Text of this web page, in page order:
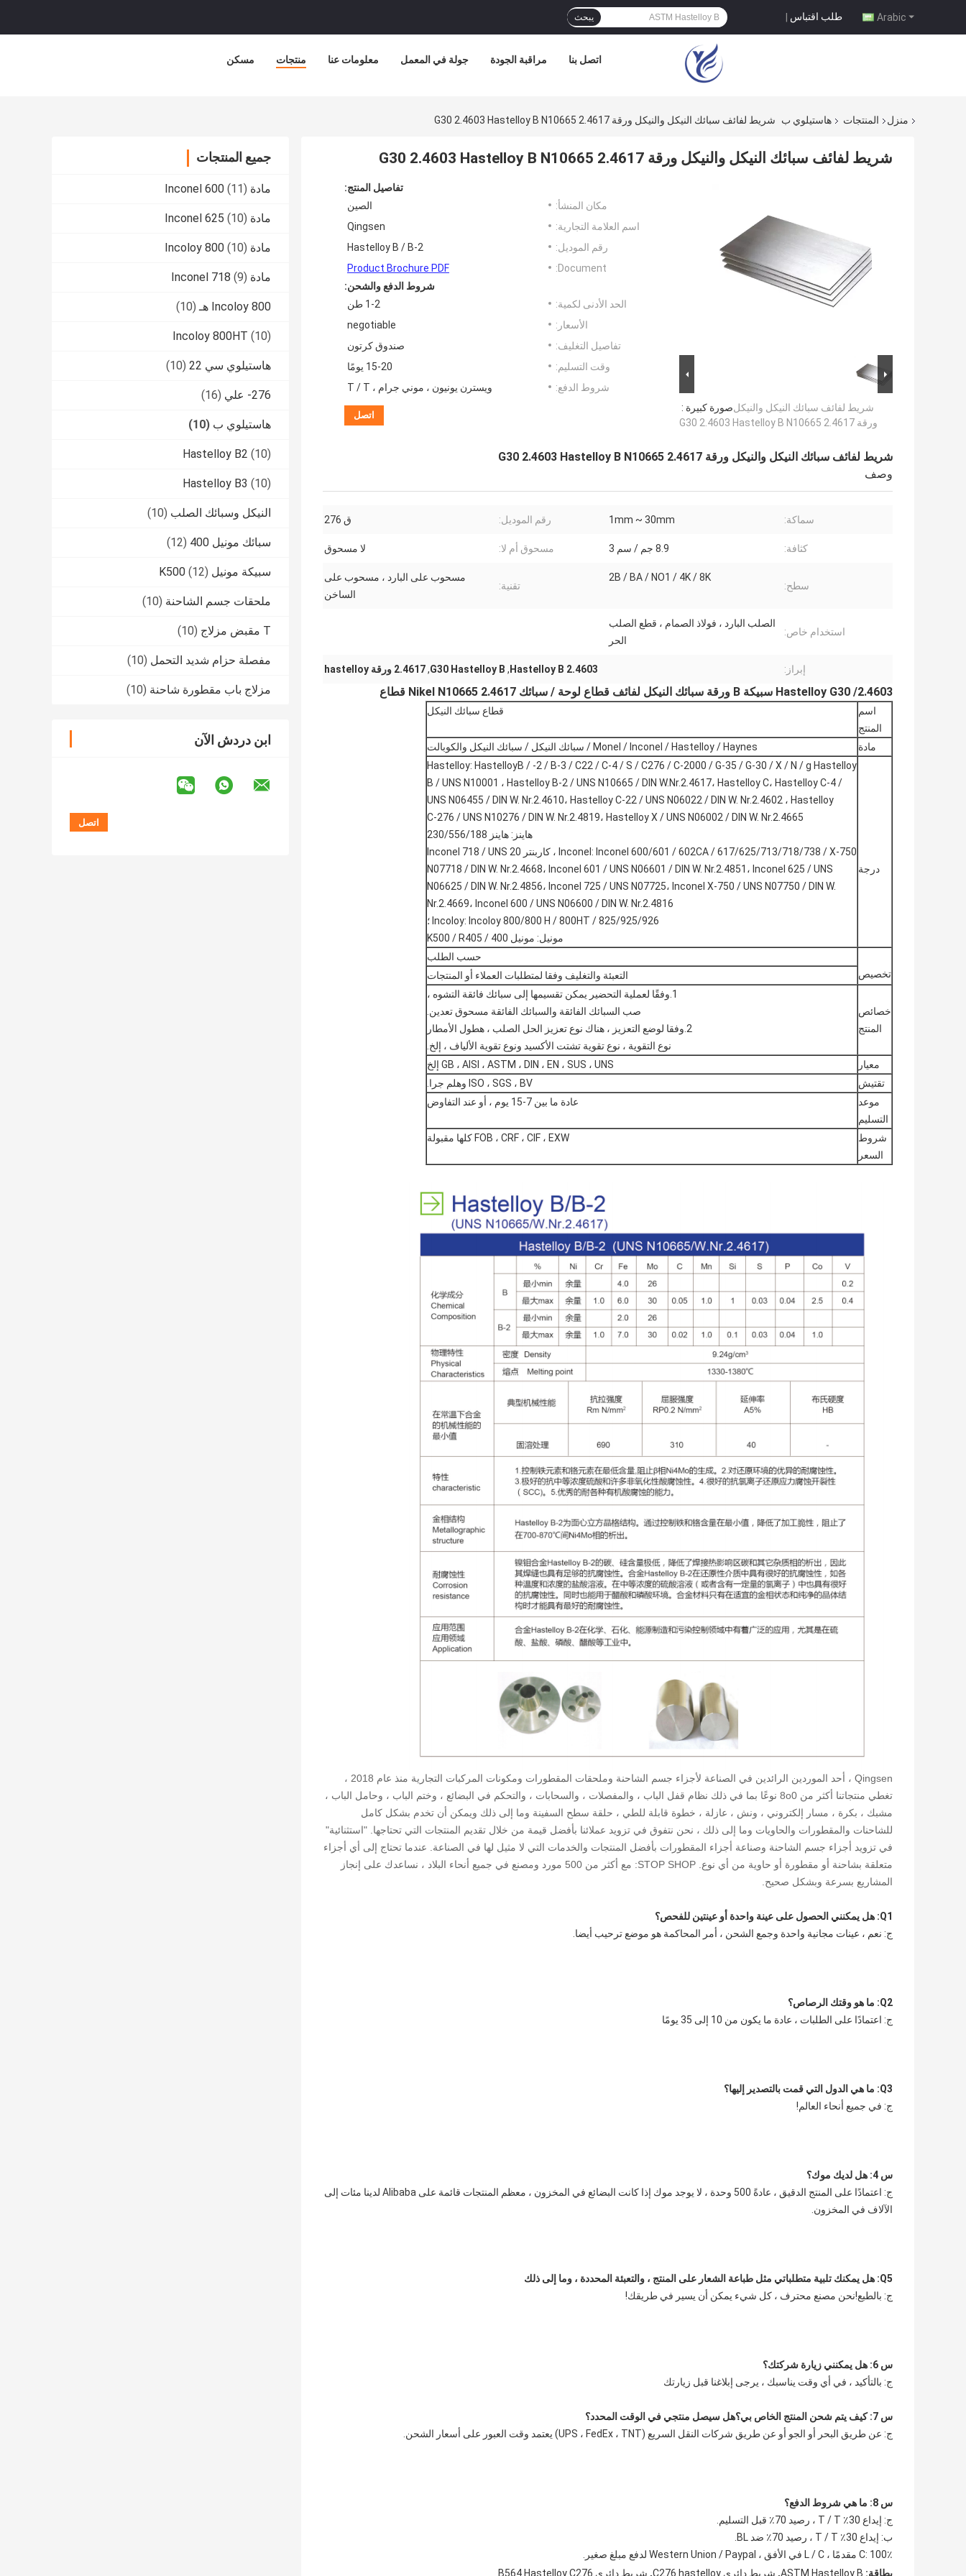
Arabic طلب اقتباس | يبحث
مسكن منتجات معلومات عنا جولة في المعمل مراقبة الجودة اتصل بنا
منزل المنتجات هاستيلوي ب شريط لفائف سبائك النيكل والنيكل ورقة G30 2.4603 Hastelloy B N10665 2.4617
جميع المنتجات
مادة Inconel 600 (11)
مادة Inconel 625 (10)
مادة Incoloy 800 (10)
مادة Inconel 718 (9)
Incoloy 800 هـ (10)
Incoloy 800HT (10)
هاستيلوي سي 22 (10)
276- علي (16)
هاستيلوي ب (10)
Hastelloy B2 (10)
Hastelloy B3 (10)
النيكل وسبائك الصلب (10)
سبائك مونيل 400 (12)
سبيكة مونيل K500 (12)
ملحقات جسم الشاحنة (10)
T مقبض مزلاج (10)
مفصلة حزام شديد التحمل (10)
مزلاج باب مقطورة شاحنة (10)
ابن دردش الآن
شريط لفائف سبائك النيكل والنيكل ورقة G30 2.4603 Hastelloy B N10665 2.4617
صورة كبيرة :شريط لفائف سبائك النيكل والنيكل
ورقة G30 2.4603 Hastelloy B N10665 2.4617
تفاصيل المنتج:
مكان المنشأ:
الصين
اسم العلامة التجارية:
Qingsen
رقم الموديل:
Hastelloy B / B-2
Document:
Product Brochure PDF
شروط الدفع والشحن:
الحد الأدنى لكمية:
1-2 طن
الأسعار:
negotiable
تفاصيل التغليف:
صندوق كرتون
وقت التسليم:
15-20 يومًا
شروط الدفع:
ويسترن يونيون ، موني جرام ، T / T
اتصل
شريط لفائف سبائك النيكل والنيكل ورقة G30 2.4603 Hastelloy B N10665 2.4617
وصف
سماكة: 1mm ~ 30mm رقم الموديل: ق 276
كثافة: 8.9 جم / سم 3 مسحوق أم لا: لا مسحوق
سطح:
2B / BA / NO1 / 4K / 8K
تقنية:
مسحوب على البارد ، مسحوب على
الساخن
استخدام خاص:
الصلب البارد ، فولاذ الصمام ، قطع الصلب
الحر
إبراز: 2.4603 Hastelloy B
,
G30 Hastelloy B
,2.4617 ورقة hastelloy
Hastelloy G30 /2.4603 سبيكة B ورقة سبائك النيكل لفائف قطاع لوحة / سبائك Nikel N10665 2.4617 قطاع
اسم
المنتج
قطاع سبائك النيكل
مادة Monel / Inconel / Hastelloy / Haynes / سبائك النيكل / سبائك النيكل والكوبالت
درجة
Hastelloy: HastelloyB / -2 / B-3 / C22 / C-4 / S / C276 / C-2000 / G-35 / G-30 / X / N / g Hastelloy
B / UNS N10001 ، Hastelloy B-2 / UNS N10665 / DIN W.Nr.2.4617، Hastelloy C، Hastelloy C-4 /
UNS N06455 / DIN W. Nr.2.4610، Hastelloy C-22 / UNS N06022 / DIN W. Nr.2.4602 ، Hastelloy
C-276 / UNS N10276 / DIN W. Nr.2.4819، Hastelloy X / UNS N06002 / DIN W. Nr.2.4665
هاينز: هاينز 230/556/188
Inconel: Inconel 600/601 / 602CA / 617/625/713/718/738 / X-750 ، كاربنتر 20 Inconel 718 / UNS
N07718 / DIN W. Nr.2.4668، Inconel 601 / UNS N06601 / DIN W. Nr.2.4851، Inconel 625 / UNS
N06625 / DIN W. Nr.2.4856، Inconel 725 / UNS N07725، Inconel X-750 / UNS N07750 / DIN W.
Nr.2.4669، Inconel 600 / UNS N06600 / DIN W. Nr.2.4816
Incoloy: Incoloy 800/800 H / 800HT / ​​825/925/926 ؛
مونيل: مونيل 400 / K500 / R405
تخصيص
حسب الطلب
التعبئة والتغليف وفقا لمتطلبات العملاء أو المنتجات
خصائص
المنتج
1.وفقًا لعملية التحضير يمكن تقسيمها إلى سبائك فائقة التشوه ،
صب السبائك الفائقة والسبائك الفائقة مسحوق تعدين.
2.وفقا لوضع التعزيز ، هناك نوع تعزيز الحل الصلب ، هطول الأمطار
نوع التقوية ، نوع تقوية تشتت الأكسيد ونوع تقوية الألياف ، إلخ.
معيار
GB ، AISI ، ASTM ، DIN ، EN ، SUS ، UNS إلخ
تقتيش
ISO ، SGS ، BV وهلم جرا.
موعد
التسليم
عادة ما بين 7-15 يوم ، أو عند التفاوض
شروط
السعر
FOB ، CRF ، CIF ، EXW كلها مقبولة
Qingsen ، أحد الموردين الرائدين في الصناعة لأجزاء جسم الشاحنة وملحقات المقطورات ومكونات المركبات التجارية منذ عام 2018 ،
تغطي منتجاتنا أكثر من 8o0 نوعًا بما في ذلك نظام قفل الباب ، والمفصلات ، والسحابات ، والتحكم في البضائع ، وختم الباب ، وحامل الباب ،
مشبك ، بكرة ، مسار إلكتروني ، ونش ، عازلة ، خطوة قابلة للطي ، حلقة سطح السفينة وما إلى ذلك ويمكن أن تخدم بشكل كامل
للشاحنات والمقطورات والحاويات وما إلى ذلك ، نحن نتفوق في تزويد عملائنا بأفضل قيمة من خلال تقديم المنتجات التي تحتاجها. "استثنائية"
في تزويد أجزاء جسم الشاحنة وصناعة أجزاء المقطورات بأفضل المنتجات والخدمات التي لا مثيل لها في الصناعة. عندما تحتاج إلى أي أجزاء
متعلقة بشاحنة أو مقطورة أو حاوية من أي نوع. STOP SHOP: مع أكثر من 500 مورد ومصنع في جميع أنحاء البلاد ، نساعدك على إنجاز
المشاريع بسرعة وبشكل صحيح.
Q1: هل يمكنني الحصول على عينة واحدة أو عينتين للفحص؟
ج: نعم ، عينات مجانية واحدة وجمع الشحن ، أمر المحاكمة هو موضع ترحيب أيضا.
Q2: ما هو وقتك الرصاص؟
ج: اعتمادًا على الطلبات ، عادة ما يكون من 10 إلى 35 يومًا
Q3: ما هي الدول التي قمت بالتصدير إليها؟
ج: في جميع أنحاء العالم!
س 4: هل لديك موك؟
الآلاف في المخزون.
Q5: هل يمكنك تلبية متطلباتي مثل طباعة الشعار على المنتج ، والتعبئة المحددة ، وما إلى ذلك
ج: بالطبع!نحن مصنع محترف ، كل شيء يمكن أن يسير في طريقك!
س 6: هل يمكنني زيارة شركتك؟
ج: بالتأكيد ، في أي وقت يناسبك ، يرجى إبلاغنا قبل زيارتك
س 7: كيف يتم شحن المنتج الخاص بي؟هل سيصل منتجي في الوقت المحدد؟
ج: عن طريق البحر أو الجو أو عن طريق شركات النقل السريع (UPS ، FedEx ، TNT) يعتمد وقت العبور على أسعار الشحن.
س 8: ما هي شروط الدفع؟
ج: إيداع 30٪ T / T ، رصيد 70٪ قبل التسليم.
ب: إيداع 30٪ T / T ، رصيد 70٪ ضد BL.
C: 100٪ مقدمًا ، L / C في الأفق ، Western Union / Paypal لدفع مبلغ صغير.
بطاقة: ASTM Hastelloy B
, شريط دائري C276 hastelloy , شريط دائري B564 Hastelloy C276